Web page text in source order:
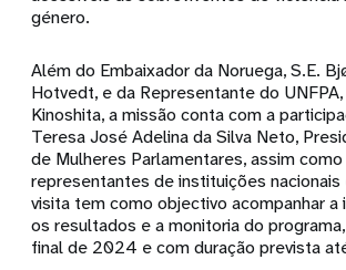
Hotvedt, e da Representante do UNFPA,
Kinoshita, a missão conta com a
Teresa José Adelina da Silva Neto,
de Mulheres Parlamentares, assim como
representantes de instituições nacionais
visita tem como objectivo acompanhar a
os resultados e a monitoria do
final de 2024 e com duração prevista